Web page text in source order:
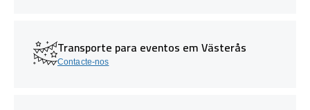
Transporte para eventos em Västerås
Contacte-nos